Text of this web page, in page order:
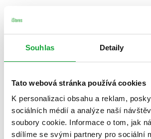
Souhlas Detaily
Tato webová stránka používá cookies
K personalizaci obsahu a reklam,
sociálních médií a analýze naší
soubory cookie. Informace o tom, jak
sdílíme se svými partnery pro sociální